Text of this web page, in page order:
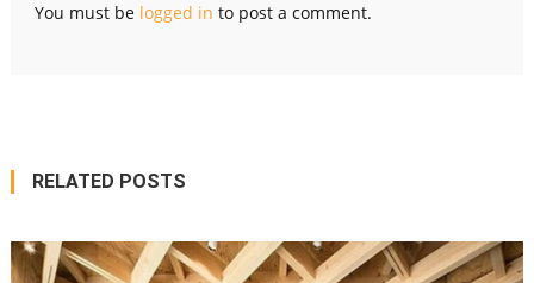
You must be logged in to post a comment.
RELATED POSTS